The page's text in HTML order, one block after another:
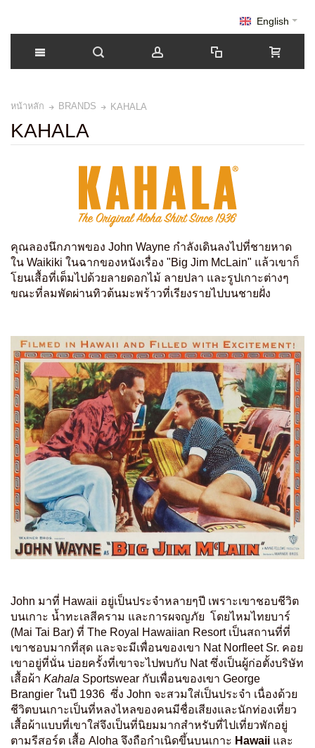
English
หน้าหลัก BRANDS KAHALA
KAHALA
คุณลองนึกภาพของ John Wayne กำลังเดินลงไปที่ชายหาด
ใน Waikiki ในฉากของหนังเรื่อง "Big Jim McLain" แล้วเขาก็
โยนเสื้อที่เต็มไปด้วยลายดอกไม้ ลายปลา และรูปเกาะต่างๆ
ขณะที่ลมพัดผ่านทิวต้นมะพร้าวที่เรียงรายไปบนชายฝั่ง
John มาที่ Hawaii อยู่เป็นประจำหลายๆปี เพราะเขาชอบชีวิต
บนเกาะ น้ำทะเลสีคราม และการผจญภัย โดยไหมไทยบาร์
(Mai Tai Bar) ที่ The Royal Hawaiian Resort เป็นสถานที่ที่
เขาชอบมากที่สุด และจะมีเพื่อนของเขา Nat Norfleet Sr. คอย
เขาอยู่ที่นั่น บ่อยครั้งที่เขาจะไปพบกับ Nat ซึ่งเป็นผู้ก่อตั้งบริษัท
เสื้อผ้า Kahala Sportswear กับเพื่อนของเขา George
Brangier ในปี 1936 ซึ่ง John จะสวมใส่เป็นประจำ เนื่องด้วย
ชีวิตบนเกาะเป็นที่หลงไหลของคนมีชื่อเสียงและนักท่องเที่ยว
เสื้อผ้าแบบที่เขาใส่จึงเป็นที่นิยมมากสำหรับที่ไปเที่ยวพักอยู่
ตามรีสอร์ต เสื้อ Aloha จึงถือกำเนิดขึ้นบนเกาะ Hawaii และ